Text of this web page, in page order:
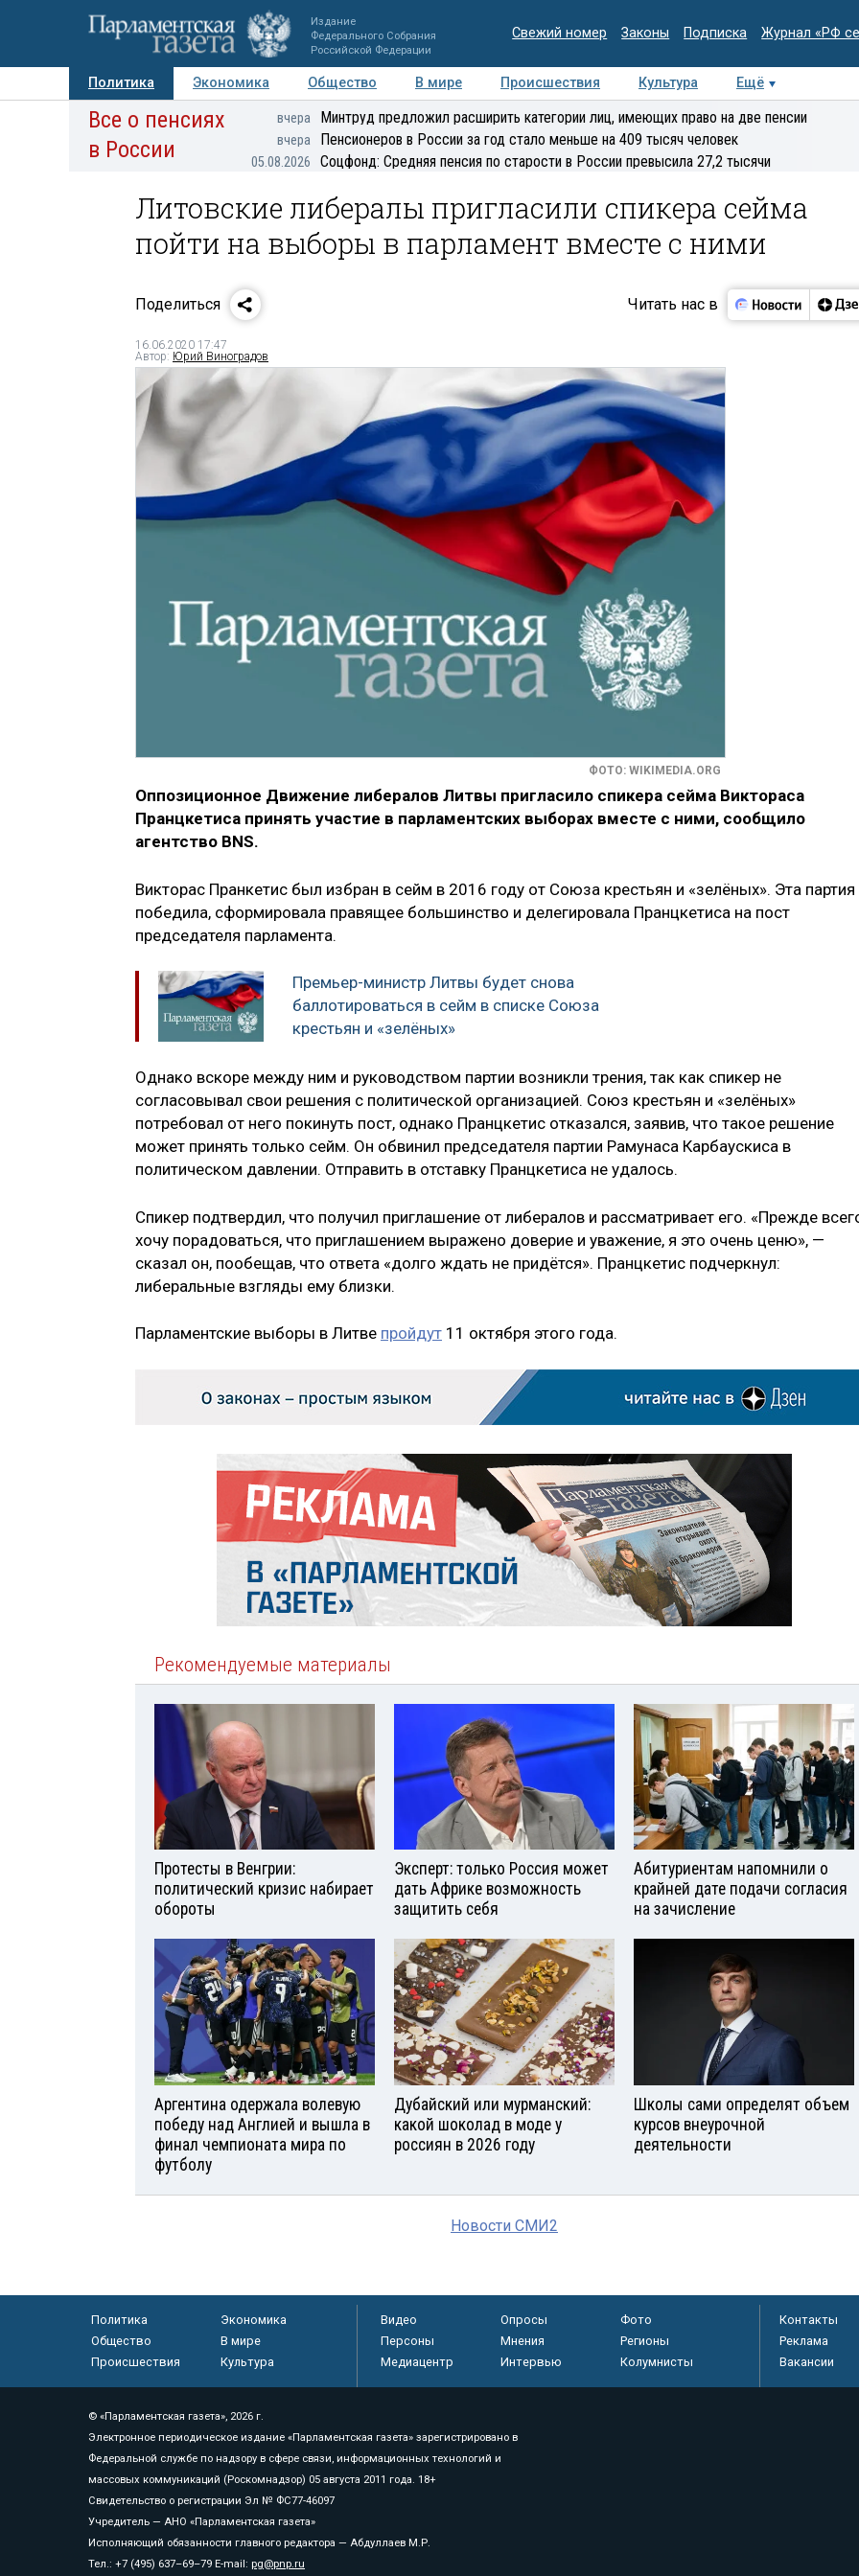
Издание
Федерального Собрания
Российской Федерации
Свежий номер Законы Подписка Журнал «РФ
Политика Экономика Общество В мире Происшествия Культура
Ещё
Авторы Персоны Мнения Регионы Медиацентр Интервью Колумнисты
Все о пенсиях
в России
вчера Минтруд предложил расширить категории лиц, имеющих право на две пенсии
вчера Пенсионеров в России за год стало меньше на 409 тысяч человек
05.08.2026 Соцфонд: Средняя пенсия по старости в России превысила 27,2 тысячи
Литовские либералы пригласили спикера сейма
пойти на выборы в парламент вместе с ними
Поделиться Читать нас в
16.06.2020 17:47
Автор: Юрий Виноградов
ФОТО: WIKIMEDIA.ORG
Оппозиционное Движение либералов Литвы пригласило спикера сейма Виктораса
Пранцкетиса принять участие в парламентских выборах вместе с ними, сообщило
агентство BNS.
Викторас Пранкетис был избран в сейм в 2016 году от Союза крестьян и «зелёных». Эта партия
победила, сформировала правящее большинство и делегировала Пранцкетиса на пост
председателя парламента.
Премьер-министр Литвы будет снова
баллотироваться в сейм в списке Союза
крестьян и «зелёных»
Однако вскоре между ним и руководством партии возникли трения, так как спикер не
согласовывал свои решения с политической организацией. Союз крестьян и «зелёных»
потребовал от него покинуть пост, однако Пранцкетис отказался, заявив, что такое решение
может принять только сейм. Он обвинил председателя партии Рамунаса Карбаускиса в
политическом давлении. Отправить в отставку Пранцкетиса не удалось.
Спикер подтвердил, что получил приглашение от либералов и рассматривает его. «Прежде
хочу порадоваться, что приглашением выражено доверие и уважение, я это очень ценю», —
сказал он, пообещав, что ответа «долго ждать не придётся». Пранцкетис подчеркнул:
либеральные взгляды ему близки.
Парламентские выборы в Литве пройдут 11 октября этого года.
Рекомендуемые материалы
Протесты в Венгрии:
политический кризис набирает
обороты
Эксперт: только Россия может
дать Африке возможность
защитить себя
Абитуриентам напомнили о
крайней дате подачи согласия
на зачисление
Аргентина одержала волевую
победу над Англией и вышла в
финал чемпионата мира по
футболу
Дубайский или мурманский:
какой шоколад в моде у
россиян в 2026 году
Школы сами определят объем
курсов внеурочной
деятельности
Новости СМИ2
Политика
Экономика
Общество
В мире
Происшествия
Культура
Видео Опросы
Фото
Персоны
Мнения
Регионы
Медиацентр
Интервью Колумнисты
Контакты
Реклама
Вакансии
© «Парламентская газета», 2026 г.
Электронное периодическое издание «Парламентская газета» зарегистрировано в
Федеральной службе по надзору в сфере связи, информационных технологий и
массовых коммуникаций (Роскомнадзор) 05 августа 2011 года. 18+
Свидетельство о регистрации Эл № ФС77-46097
Учредитель — АНО «Парламентская газета»
Исполняющий обязанности главного редактора — Абдуллаев М.Р.
Тел.: +7 (495) 637–69–79 E-mail: pg@pnp.ru